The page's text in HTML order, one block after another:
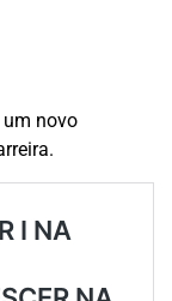
um novo